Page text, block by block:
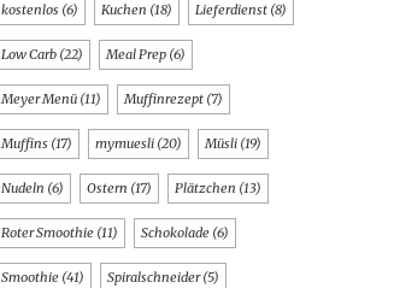
kostenlos (6) Kuchen (18) Lieferdienst (8)
Low Carb (22) Meal Prep (6)
Meyer Menü (11) Muffinrezept (7)
Muffins (17) mymuesli (20) Müsli (19)
Nudeln (6) Ostern (17) Plätzchen (13)
Roter Smoothie (11) Schokolade (6)
Smoothie (41) Spiralschneider(5)